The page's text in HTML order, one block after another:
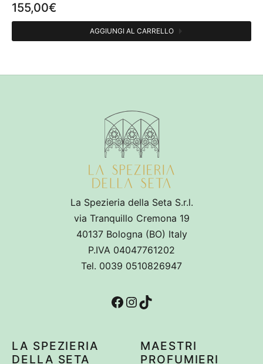
155,00€
AGGIUNGI AL CARRELLO
La Spezieria della Seta S.r.l.
via Tranquillo Cremona 19
40137 Bologna (BO) Italy
P.IVA 04047761202
Tel. 0039 0510826947
Facebook Instagram
LA SPEZIERIA
DELLA SETA
MAESTRI
PROFUMIERI